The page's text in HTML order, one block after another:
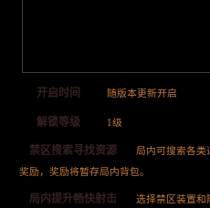
开启时间 随版本更新开启
解锁等级 1级
禁区搜索寻找资源
局内可搜索各类
奖励，奖励将暂存局内背包。
局内提升畅快射击
选择禁区装置和